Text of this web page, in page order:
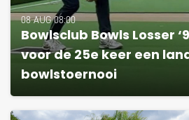
08 AUG 08:00
Bowlsclub Bowls Losser
voor de 25e keer een
bowlstoernooi